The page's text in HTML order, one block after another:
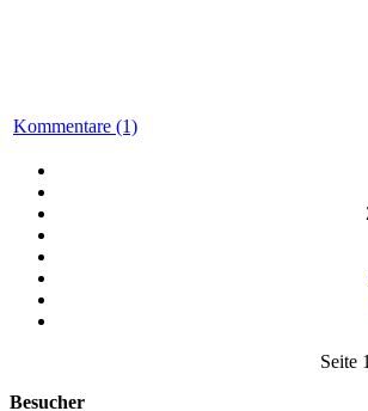
Kommentare (1)
Seite
Besucher